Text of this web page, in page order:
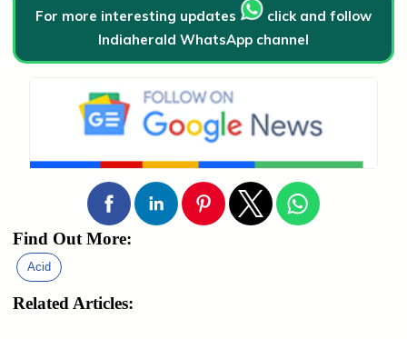
For more interesting updates
click and follow
Indiaherald WhatsApp channel
Find Out More:
Acid
Related Articles: